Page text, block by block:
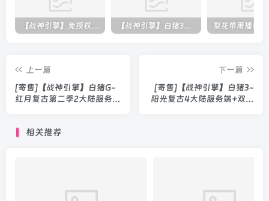
上一篇
[寄售]【战神引擎】白猪G-
红月复古第二季2大陆服务端
下一篇
[寄售]【战神引擎】白猪3-
阳光复古4大陆服务端+双端
相关推荐